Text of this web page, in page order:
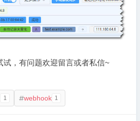
试，有问题欢迎留言或者私信~
1 webhook 1